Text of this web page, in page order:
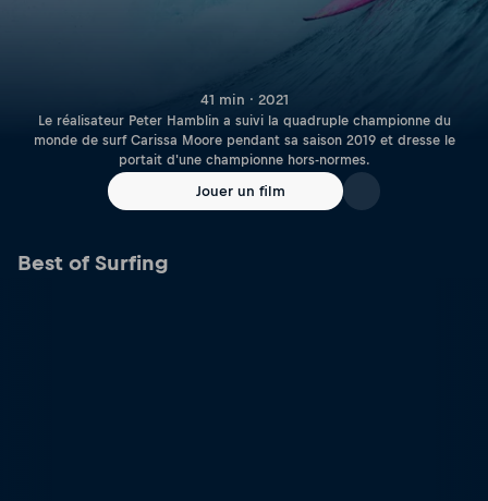
41 min · 2021
Le réalisateur Peter Hamblin a suivi la quadruple championne du
monde de surf Carissa Moore pendant sa saison 2019 et dresse le
portait d'une championne hors-normes.
Jouer un film
Best of Surfing